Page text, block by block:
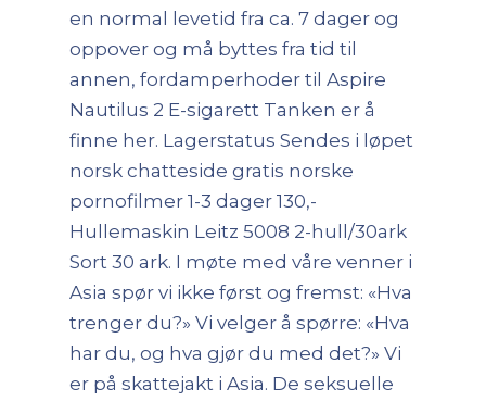
en normal levetid fra ca. 7 dager og
oppover og må byttes fra tid til
annen, fordamperhoder til Aspire
Nautilus 2 E-sigarett Tanken er å
finne her. Lagerstatus Sendes i løpet
norsk chatteside gratis norske
pornofilmer 1-3 dager 130,-
Hullemaskin Leitz 5008 2-hull/30ark
Sort 30 ark. I møte med våre venner i
Asia spør vi ikke først og fremst: «Hva
trenger du?» Vi velger å spørre: «Hva
har du, og hva gjør du med det?» Vi
er på skattejakt i Asia. De seksuelle